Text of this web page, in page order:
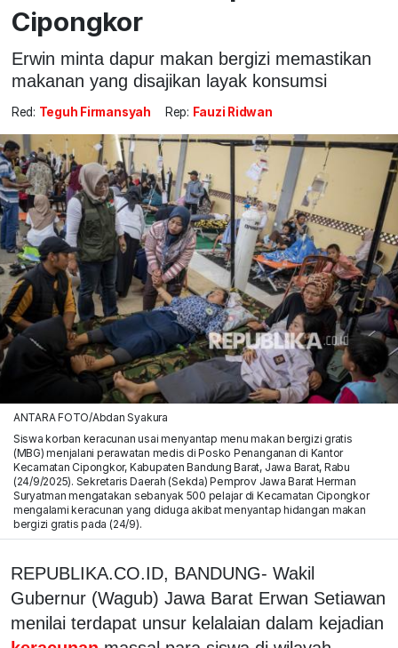
Cipongkor
Erwin minta dapur makan bergizi memastikan
makanan yang disajikan layak konsumsi
Red: Teguh Firmansyah Rep: Fauzi Ridwan
ANTARA FOTO/Abdan Syakura
Siswa korban keracunan usai menyantap menu makan bergizi gratis
(MBG) menjalani perawatan medis di Posko Penanganan di Kantor
Kecamatan Cipongkor, Kabupaten Bandung Barat, Jawa Barat, Rabu
(24/9/2025). Sekretaris Daerah (Sekda) Pemprov Jawa Barat Herman
Suryatman mengatakan sebanyak 500 pelajar di Kecamatan Cipongkor
mengalami keracunan yang diduga akibat menyantap hidangan makan
bergizi gratis pada (24/9).
REPUBLIKA.CO.ID, BANDUNG- Wakil
Gubernur (Wagub) Jawa Barat Erwan Setiawan
menilai terdapat unsur kelalaian dalam kejadian